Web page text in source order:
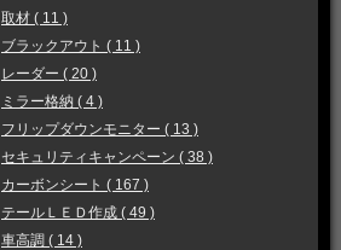
取材 ( 11 )
ブラックアウト ( 11 )
レーダー ( 20 )
ミラー格納 ( 4 )
フリップダウンモニター ( 13 )
セキュリティキャンペーン ( 38 )
カーボンシート ( 167 )
テールＬＥＤ作成 ( 49 )
車高調 ( 14 )